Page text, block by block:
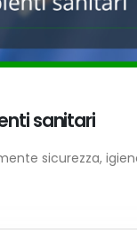
sanitari
sicurezza,